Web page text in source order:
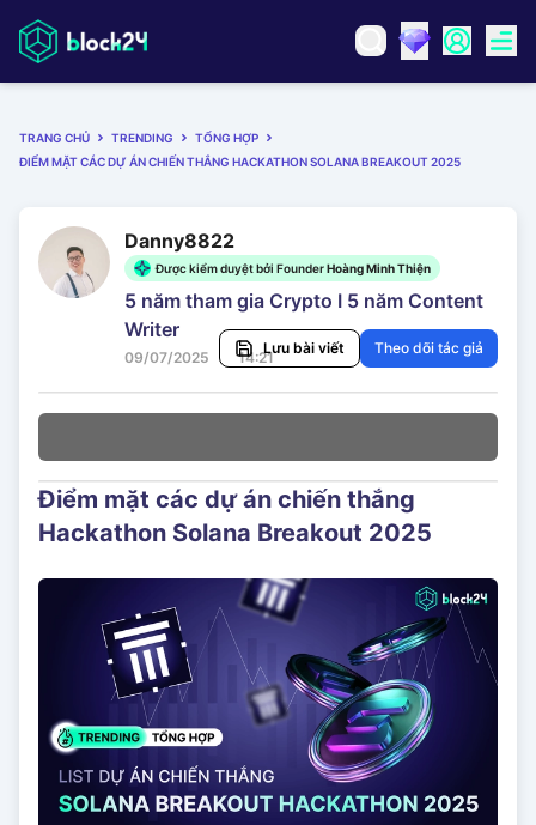
TRANG CHỦ TRENDING
TỔNG HỢP
ĐIỂM MẶT CÁC DỰ ÁN CHIẾN THẮNG HACKATHON SOLANA BREAKOUT 2025
Danny8822
Được kiểm duyệt bởi FounderHoàng Minh Thiện
5 năm tham gia Crypto I 5 năm Content
Writer
09/07/2025 14:21
Lưu bài viết Theo dõi tác giả
Điểm mặt các dự án chiến thắng
Hackathon Solana Breakout 2025